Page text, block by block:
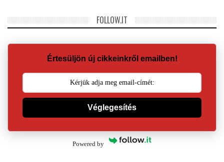
FOLLOW.IT
Értesüljön új cikkeinkről emailben!
Véglegesítés
Powered by